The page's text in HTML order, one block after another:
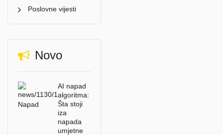
Poslovne vijesti
Novo
AI napad
algoritma:
Šta stoji
iza
napada
umjetne